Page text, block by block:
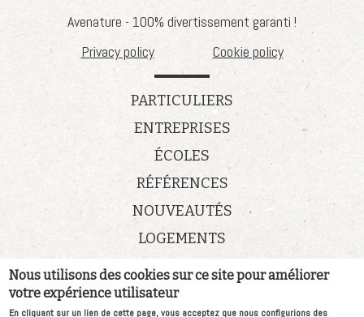
Avenature - 100% divertissement garanti !
Privacy policy
Cookie policy
PARTICULIERS
ENTREPRISES
ÉCOLES
RÉFÉRENCES
NOUVEAUTÉS
LOGEMENTS
Nouveautés
Nous utilisons des cookies sur ce site pour améliorer
votre expérience utilisateur
En cliquant sur un lien de cette page, vous acceptez que nous configurions des